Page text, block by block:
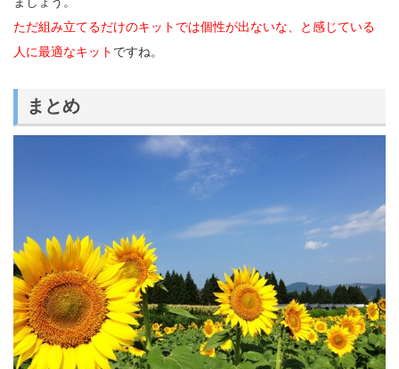
ただ組み立てるだけのキットでは個性が出ないな、と感じている
人に最適なキット ですね。
まとめ